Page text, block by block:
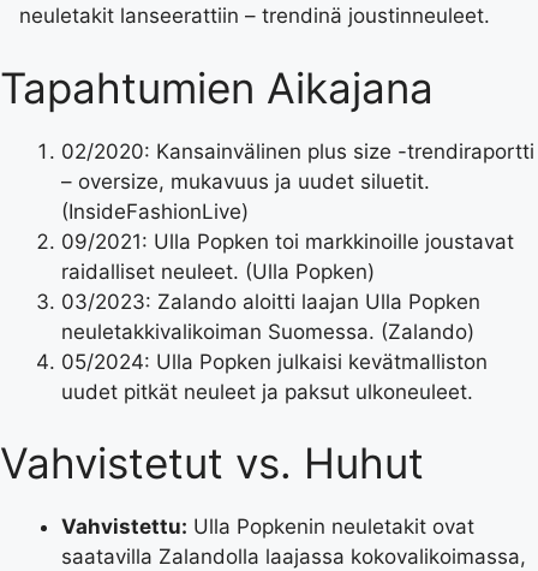
neuletakit lanseerattiin – trendinä joustinneuleet.
Tapahtumien Aikajana
02/2020: Kansainvälinen plus size -trendiraportti
– oversize, mukavuus ja uudet siluetit.
(InsideFashionLive)
09/2021: Ulla Popken toi markkinoille joustavat
raidalliset neuleet. (Ulla Popken)
03/2023: Zalando aloitti laajan Ulla Popken
neuletakkivalikoiman Suomessa. (Zalando)
05/2024: Ulla Popken julkaisi kevätmalliston
uudet pitkät neuleet ja paksut ulkoneuleet.
Vahvistetut vs. Huhut
Vahvistettu: Ulla Popkenin neuletakit ovat
saatavilla Zalandolla laajassa kokovalikoimassa,